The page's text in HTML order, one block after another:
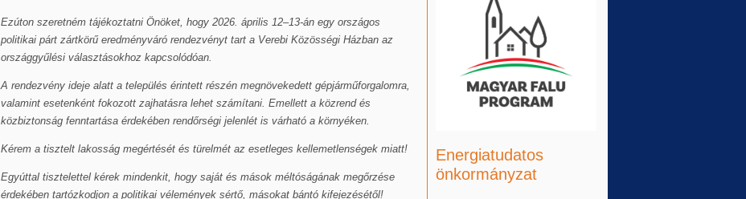
Ezúton szeretném tájékoztatni Önöket, hogy 2026. április 12–13-án egy országos
politikai párt zártkörű eredményváró rendezvényt tart a Verebi Közösségi Házban az
országgyűlési választásokhoz kapcsolódóan.
A rendezvény ideje alatt a település érintett részén megnövekedett gépjárműforgalomra,
valamint esetenként fokozott zajhatásra lehet számítani. Emellett a közrend és
közbiztonság fenntartása érdekében rendőrségi jelenlét is várható a környéken.
Kérem a tisztelt lakosság megértését és türelmét az esetleges kellemetlenségek miatt!
Egyúttal tisztelettel kérek mindenkit, hogy saját és mások méltóságának megőrzése
érdekében tartózkodjon a politikai vélemények sértő, másokat bántó kifejezésétől!
Energiatudatos
önkormányzat